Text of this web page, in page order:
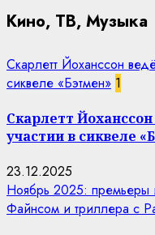
Кино, ТВ, Музыка
Скарлетт Йоханссон
сиквеле «Бэтмен» 1
Скарлетт
участии в сиквеле
23.12.2025
Ноябрь 2025: премьеры
Файнсом и триллера с